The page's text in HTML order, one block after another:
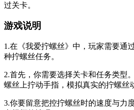
过关卡。
游戏说明
1.在《我爱拧螺丝》中，玩家需要通
种拧螺丝任务。
2.首先，你需要选择关卡和任务类型
螺丝上拧动手指，模拟真实的拧螺丝
3.你要留意把控拧螺丝时的速度与力